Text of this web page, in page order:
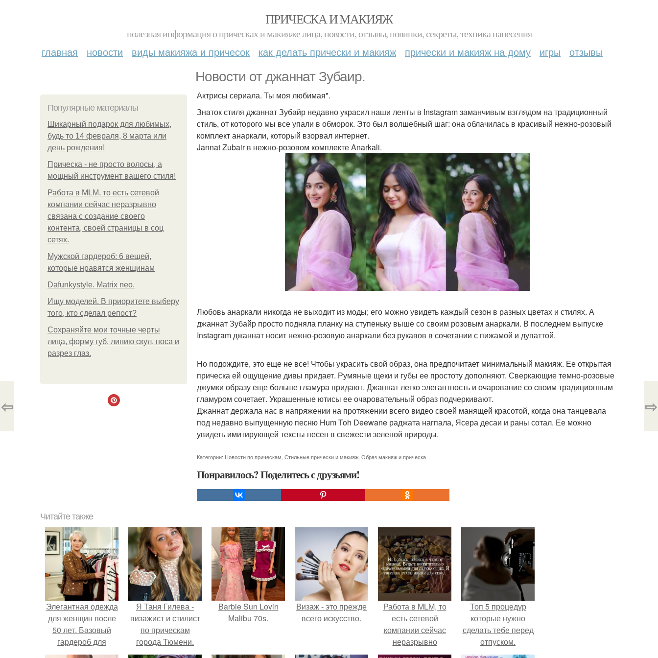
ПРИЧЕСКА И МАКИЯЖ
полезная информация о прическах и макияже лица, новости, отзывы, новинки, секреты, техника нанесения
главная новости виды макияжа и причесок как делать прически и макияж прически и макияж на дому игры отзывы
Новости от джаннат Зубаир.
Популярные материалы
Шикарный подарок для любимых,
будь то 14 февраля, 8 марта или
день рождения!
Прическа - не просто волосы, а
мощный инструмент вашего стиля!
Работа в MLM, то есть сетевой
компании сейчас неразрывно
связана с создание своего
контента, своей страницы в соц
сетях.
Мужской гардероб: 6 вещей,
которые нравятся женщинам
Dafunkystyle. Matrix neo.
Ищу моделей. В приоритете выберу
того, кто сделал репост?
Сохраняйте мои точные черты
лица, форму губ, линию скул, носа и
разрез глаз.
Актрисы сериала. Ты моя любимая".
Знаток стиля джаннат Зубайр недавно украсил наши ленты в Instagram заманчивым взглядом на традиционный
стиль, от которого мы все упали в обморок. Это был волшебный шаг: она облачилась в красивый нежно-розовый
комплект анаркали, который взорвал интернет.
Jannat Zubair в нежно-розовом комплекте Anarkali.
Любовь анаркали никогда не выходит из моды; его можно увидеть каждый сезон в разных цветах и стилях. А
джаннат Зубайр просто подняла планку на ступеньку выше со своим розовым анаркали. В последнем выпуске
Instagram джаннат носит нежно-розовую анаркали без рукавов в сочетании с пижамой и дупаттой.
Но подождите, это еще не все! Чтобы украсить свой образ, она предпочитает минимальный макияж. Ее открытая
прическа ей ощущение дивы придает. Румяные щеки и губы ее простоту дополняют. Сверкающие темно-розовые
джумки образу еще больше гламура придают. Джаннат легко элегантность и очарование со своим традиционным
гламуром сочетает. Украшенные ютисы ее очаровательный образ подчеркивают.
Джаннат держала нас в напряжении на протяжении всего видео своей манящей красотой, когда она танцевала
под недавно выпущенную песню Hum Toh Deewane раджата нагпала, Ясера десаи и раны сотал. Ее можно
увидеть имитирующей тексты песен в свежести зеленой природы.
Категории: Новости по прическам Стильные прически и макияж Образ макияж и прическа
Понравилось? Поделитесь с друзьями!
⇦ ⇨
Читайте также
Элегантная одежда
для женщин после
50 лет. Базовый
гардероб для
женщины 50 лет:
Я Таня Гилева -
визажист и стилист
по прическам
города Тюмени.
Barbie Sun Lovin
Malibu 70s.
Визаж - это прежде
всего искусство.
Работа в MLM, то
есть сетевой
компании сейчас
неразрывно
связана с создание
Топ 5 процедур
которые нужно
сделать тебе перед
отпуском.